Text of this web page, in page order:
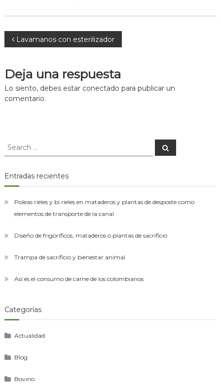
montaje
de
las
desposte.
Navegación
entradas
Lavamanos con esterilizador
Deja una respuesta
Lo siento, debes estar conectado para publicar un
comentario.
Search
Search
Entradas recientes
Poleas rieles y bi rieles en mataderos y plantas de desposte como
elementos de transporte de la canal
Diseño de frigoríficos, mataderos o plantas de sacrificio
Trampa de sacrificio y bienestar animal
Así es el consumo de carne de los colombianos
Categorías
Actualidad
Blog
Bovino